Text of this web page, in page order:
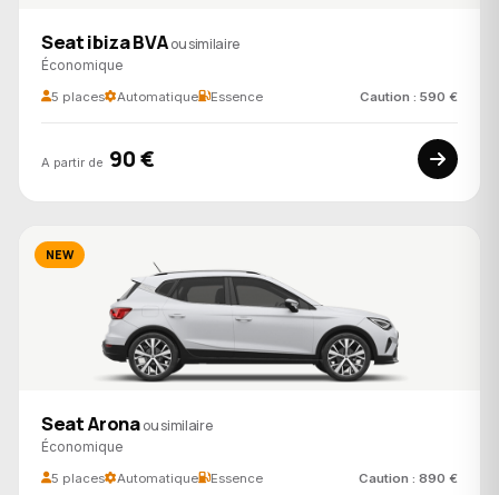
Seat ibiza BVAou similaire
Économique
5 places Automatique Essence Caution : 590 €
A partir de 90 €
NEW
Seat Aronaou similaire
Économique
5 places Automatique Essence Caution : 890 €